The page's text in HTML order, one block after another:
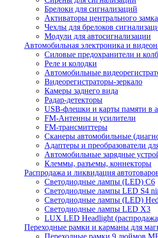
Брелоки для сигнализаций
Активаторы центрального замка
Чехлы для брелоков
Модули для автосигнализации
Автомобильная электроника и
Силовые предохранители и
Реле и колодки
Автомобильные
Видеорегистраторы-зеркало
Камеры заднего вида
Радар-детекторы
USB-флешки и карты памяти в
FM-Антенны и усилители
FM-трансмиттеры
Сканеры автомобильные
Адаптеры и преобразователи
Автомобильные зарядные
Клеммы, разъемы, коннекторы
Распродажа и ликвидация
Светодиодные лампы (LED) C6
Светодиодные лампы LED S4
Светодиодные лампы (LED)
Светодиодные лампы LED X3
LUX LED Headlight
Переходные рамки и карманы для
Переходные рамки 9 дюймов